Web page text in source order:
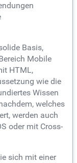
Basis,
Mobile
HTML,
wie die
Wissen
welches
werden auch
oder mit Cross-
sich mit einer